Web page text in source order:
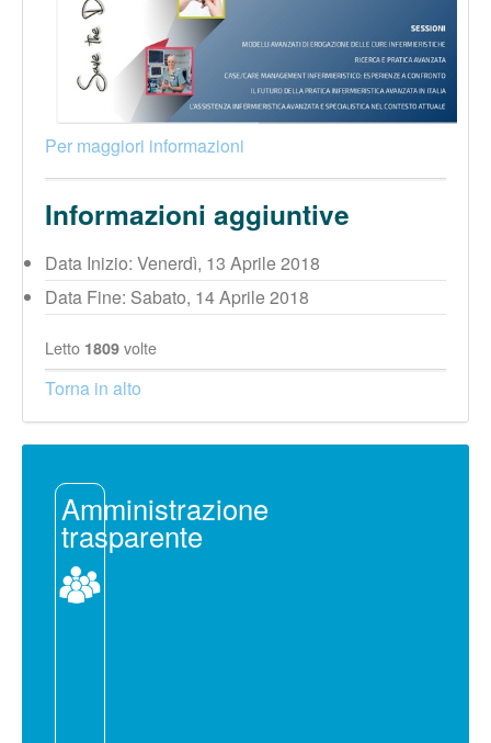
Per maggiori informazioni
Informazioni aggiuntive
Data Inizio: Venerdì, 13 Aprile 2018
Data Fine: Sabato, 14 Aprile 2018
Letto 1809 volte
Torna in alto
Amministrazione
trasparente